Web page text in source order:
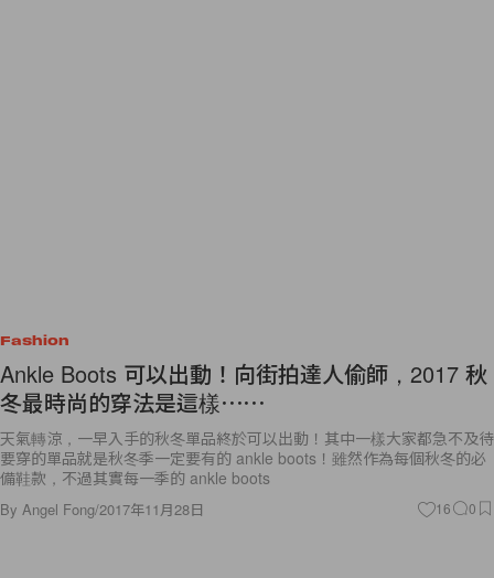
Fashion
Ankle Boots 可以出動！向街拍達人偷師，2017 秋
冬最時尚的穿法是這樣⋯⋯
天氣轉涼，一早入手的秋冬單品終於可以出動！其中一樣大家都急不及待
要穿的單品就是秋冬季一定要有的 ankle boots！雖然作為每個秋冬的必
備鞋款，不過其實每一季的 ankle boots
By Angel Fong/2017年11月28日 16 0